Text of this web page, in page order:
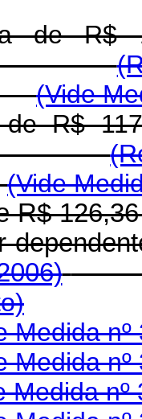
de R$
(Vide
R$
(Vide
R$
por
Medida
Medida
Medida